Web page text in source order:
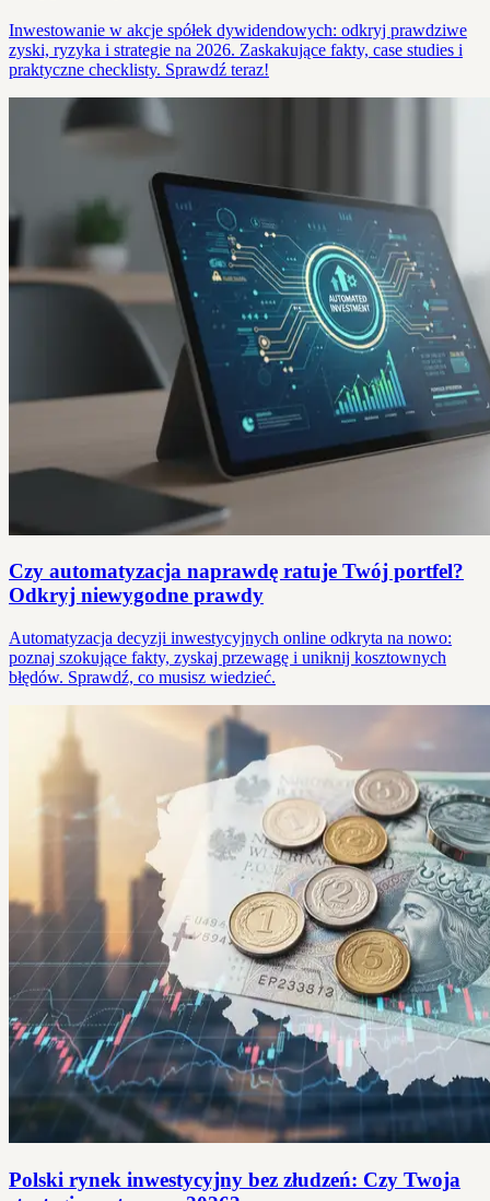
Inwestowanie w akcje spółek dywidendowych: odkryj prawdziwe
zyski, ryzyka i strategie na 2026. Zaskakujące fakty, case studies i
praktyczne checklisty. Sprawdź teraz!
Czy automatyzacja naprawdę ratuje Twój portfel?
Odkryj niewygodne prawdy
Automatyzacja decyzji inwestycyjnych online odkryta na nowo:
poznaj szokujące fakty, zyskaj przewagę i uniknij kosztownych
błędów. Sprawdź, co musisz wiedzieć.
Polski rynek inwestycyjny bez złudzeń: Czy Twoja